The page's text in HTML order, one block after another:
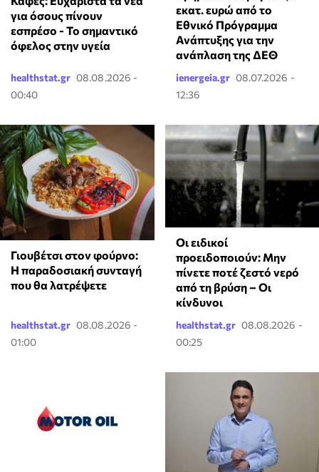
για όσους πίνουν
εσπρέσο - Το σημαντικό
όφελος στην υγεία
healthstat.gr 08.08.2026 -
00:40
εκατ. ευρώ από το
Εθνικό Πρόγραμμα
Ανάπτυξης για την
ανάπλαση της ΔΕΘ
ienergeia.gr 08.07.2026 -
12:36
Γιουβέτσι στον φούρνο:
Η παραδοσιακή συνταγή
που θα λατρέψετε
healthstat.gr 08.08.2026 -
01:00
Οι ειδικοί
προειδοποιούν: Μην
πίνετε ποτέ ζεστό νερό
από τη βρύση – Οι
κίνδυνοι
healthstat.gr 08.08.2026 -
00:25